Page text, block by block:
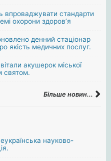
впроваджувати стандарти
охорони здоров’я
денний стаціонар
якість медичних послуг.
акушерок міської
святом.
Більше новин...
науково-